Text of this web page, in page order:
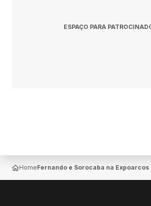
ESPAÇO PARA
HomeFernando e Sorocaba na